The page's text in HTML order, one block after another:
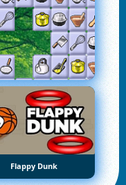
Flappy Dunk